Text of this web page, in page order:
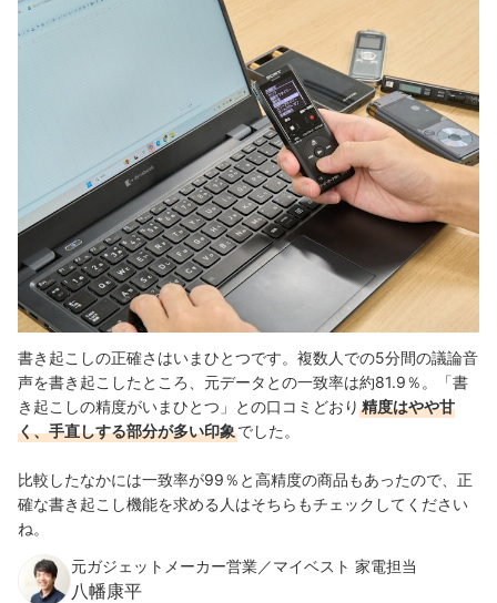
書き起こしの正確さはいまひとつです。複数人での5分間の議論音
声を書き起こしたところ、元データとの一致率は約81.9％。「書
き起こしの精度がいまひとつ」との口コミどおり 精度はやや甘
く、手直しする部分が多い印象でした。
比較したなかには一致率が99％と高精度の商品もあったので、正
確な書き起こし機能を求める人はそちらもチェックしてください
ね。
元ガジェットメーカー営業／マイベスト 家電担当
八幡康平